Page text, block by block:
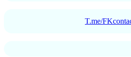
T.me/